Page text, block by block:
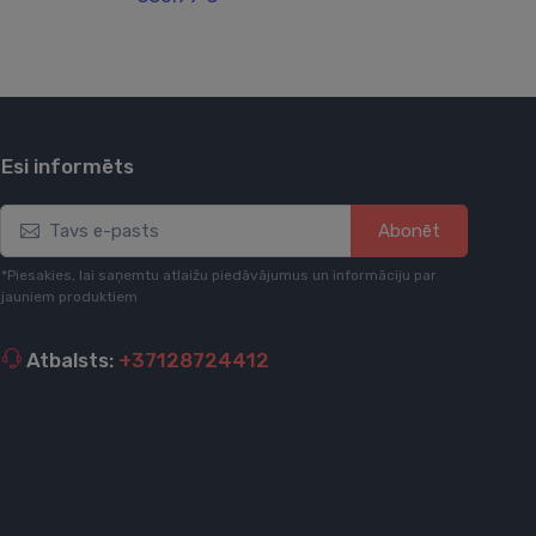
Esi informēts
Abonēt
*Piesakies, lai saņemtu atlaižu piedāvājumus un informāciju par
jauniem produktiem
Atbalsts: +37128724412